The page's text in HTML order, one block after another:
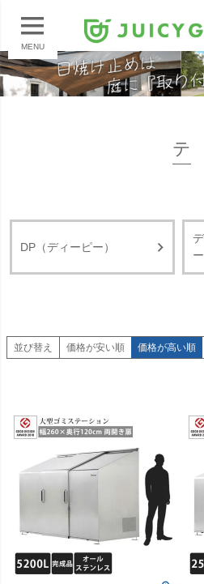
MENU
テ
DP（ディーピー）
並び替え 価格が安い順 価格が高い順